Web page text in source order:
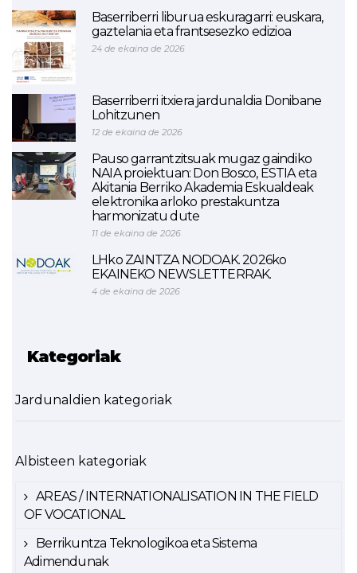
Baserriberri liburua eskuragarri: euskara,
gaztelania eta frantsesezko edizioa
24 de ekaina de 2026
Baserriberri itxiera jardunaldia Donibane
Lohitzunen
12 de ekaina de 2026
Pauso garrantzitsuak mugaz gaindiko
NAIA proiektuan: Don Bosco, ESTIA eta
Akitania Berriko Akademia Eskualdeak
elektronika arloko prestakuntza
harmonizatu dute
11 de ekaina de 2026
LHko ZAINTZA NODOAK. 2026ko
EKAINEKO NEWSLETTERRAK.
4 de ekaina de 2026
Kategoriak
Jardunaldien kategoriak
Albisteen kategoriak
AREAS / INTERNATIONALISATION IN THE FIELD
OF VOCATIONAL
Berrikuntza Teknologikoa eta Sistema
Adimendunak